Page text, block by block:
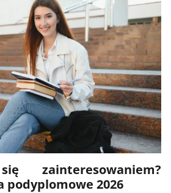
zainteresowaniem?
podyplomowe 2026